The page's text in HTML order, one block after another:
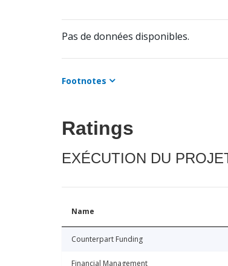
Pas de données disponibles.
Footnotes
Ratings
EXÉCUTION DU
Name
Counterpart Funding
Financial Management